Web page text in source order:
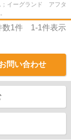
；イーグランド アフタ
数1件 1-1件表示
問い合わせ